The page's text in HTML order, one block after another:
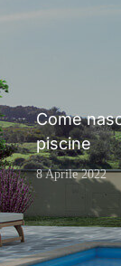
Come
piscine
8 Aprile 2022